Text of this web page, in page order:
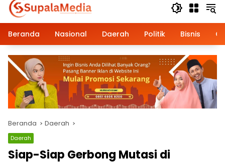
Beranda Nasional Daerah Politik Bisnis
Beranda Daerah
Daerah
Siap-Siap Gerbong Mutasi di